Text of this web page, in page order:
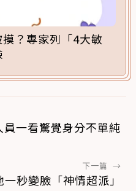
？專家列「4大敏
一看驚覺身分不單純
下一篇 →
秒變臉「神情超派」